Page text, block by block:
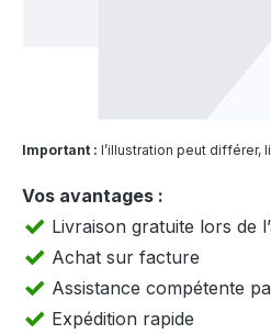
Important : l’illustration peut différer,
Vos avantages :
Livraison gratuite lors de
Achat sur facture
Assistance compétente
Expédition rapide